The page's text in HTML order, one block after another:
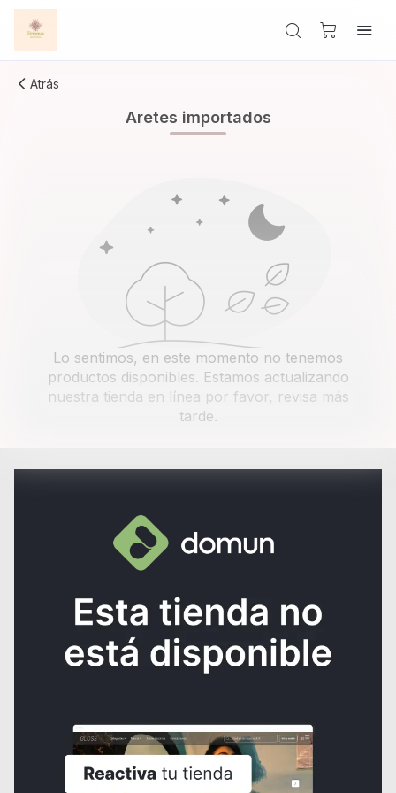
Atrás
Aretes importados
Lo sentimos, en este momento no tenemos
productos disponibles. Estamos actualizando
nuestra tienda en línea por favor, revisa más
tarde.
¿NECESITAS AYUDA?
Consulta los Términos y condiciones de la tienda.
Al crear una cuenta, aceptas nuestros Términos y condiciones
normas de
de Domun